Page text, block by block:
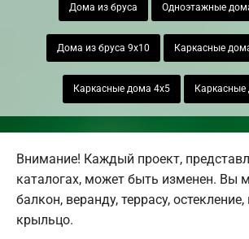
Дома из бруса Одноэтажные
Дома из бруса 9х10 Каркасные
Каркасные дома 4х5 Каркасные
Внимание! Каждый проект,
каталогах, может быть изменен. Вы
балкон, веранду, террасу,
крыльцо.